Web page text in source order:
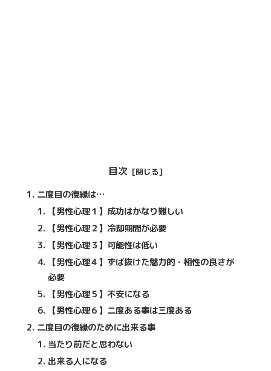
目次
二度目の復縁は…
【男性心理１】成功はかなり難しい
【男性心理２】冷却期間が必要
【男性心理３】可能性は低い
【男性心理４】ずば抜けた魅力的・相性の良さが
必要
【男性心理５】不安になる
【男性心理６】二度ある事は三度ある
二度目の復縁のために出来る事
当たり前だと思わない
出来る人になる